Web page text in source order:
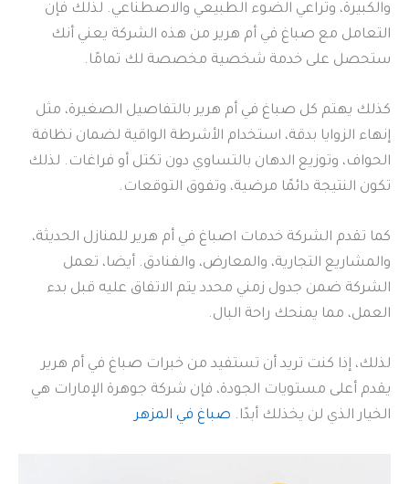
والكبيرة، وتراعي الضوء الطبيعي والاصطناعي. لذلك فإن
التعامل مع صباغ في أم هرير من هذه الشركة يعني أنك
ستحصل على خدمة شخصية مخصصة لك تمامًا.
كذلك يهتم كل صباغ في أم هرير بالتفاصيل الصغيرة، مثل
إنهاء الزوايا بدقة، استخدام الأشرطة الواقية لضمان نظافة
الحواف، وتوزيع الدهان بالتساوي دون تكتل أو فراغات. لذلك
تكون النتيجة دائمًا مرضية، وتفوق التوقعات.
كما تقدم الشركة خدمات اصباغ في أم هرير للمنازل الحديثة،
والمشاريع التجارية، والمعارض، والفنادق. أيضا، تعمل
الشركة ضمن جدول زمني محدد يتم الاتفاق عليه قبل بدء
العمل، مما يمنحك راحة البال.
لذلك، إذا كنت تريد أن تستفيد من خبرات صباغ في أم هرير
يقدم أعلى مستويات الجودة، فإن شركة جوهرة الإمارات هي
الخيار الذي لن يخذلك أبدًا. صباغ في المزهر